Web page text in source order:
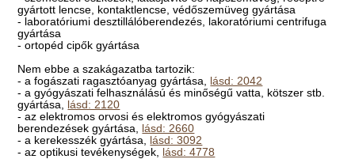
gyártott lencse, kontaktlencse, védőszemüveg gyártása
- laboratóriumi desztillálóberendezés, lakoratóriumi centrifuga
gyártása
- ortopéd cipők gyártása
Nem ebbe a szakágazatba tartozik:
- a fogászati ragasztóanyag gyártása, lásd: 2042
- a gyógyászati felhasználású és minőségű vatta, kötszer stb.
gyártása, lásd: 2120
- az elektromos orvosi és elektromos gyógyászati
berendezések gyártása, lásd: 2660
- a kerekesszék gyártása, lásd: 3092
- az optikusi tevékenységek, lásd: 4778